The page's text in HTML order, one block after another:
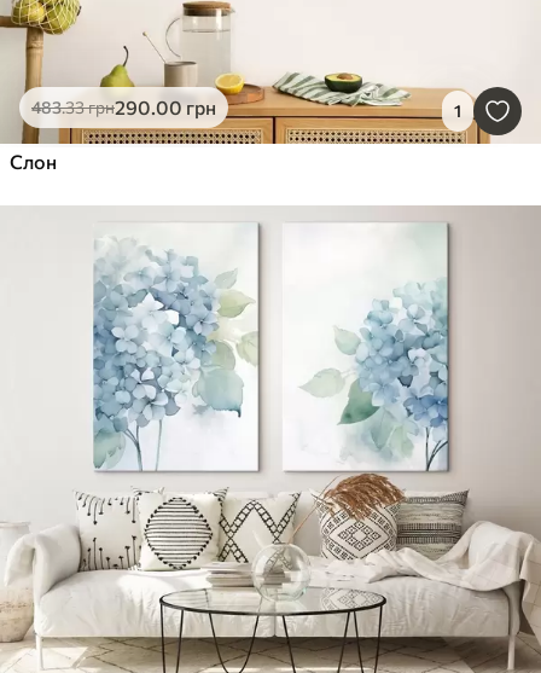
483.33грн290 .00грн 1
Слон